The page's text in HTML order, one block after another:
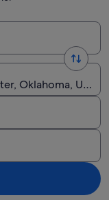
Oklahoma, USA